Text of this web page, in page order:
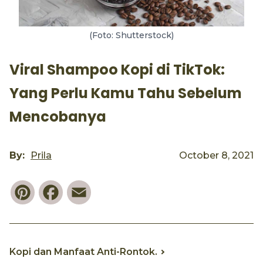
(Foto: Shutterstock)
Viral Shampoo Kopi di TikTok:
Yang Perlu Kamu Tahu Sebelum
Mencobanya
By: Prila October 8, 2021
PinterestFacebook
Kopi dan Manfaat Anti-Rontok.